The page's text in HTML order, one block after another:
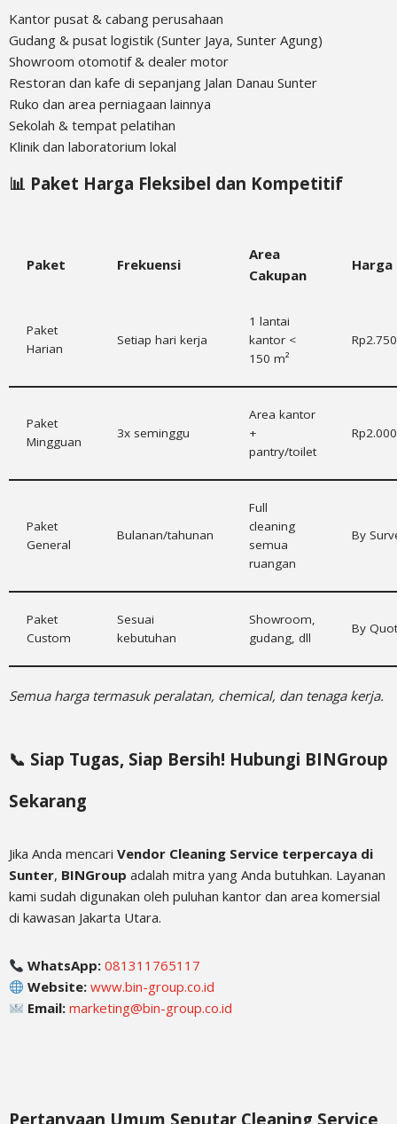
Kantor pusat & cabang perusahaan
Gudang & pusat logistik (Sunter Jaya, Sunter Agung)
Showroom otomotif & dealer motor
Restoran dan kafe di sepanjang Jalan Danau Sunter
Ruko dan area perniagaan lainnya
Sekolah & tempat pelatihan
Klinik dan laboratorium lokal
📊 Paket Harga Fleksibel dan Kompetitif
Paket Frekuensi
Area
Cakupan
Harga
Paket
Harian
Setiap hari kerja
1 lantai
kantor <
150 m²
Paket
Mingguan
3x seminggu
Area kantor
+
pantry/toilet
Paket
General
Bulanan/tahunan
Full
cleaning
semua
ruangan
By
Paket
Custom
Sesuai
kebutuhan
Showroom,
gudang, dll
By
Semua harga termasuk peralatan, chemical, dan tenaga kerja.
📞 Siap Tugas, Siap Bersih! Hubungi BINGroup
Sekarang
Jika Anda mencari Vendor Cleaning Service terpercaya di
Sunter, BINGroup adalah mitra yang Anda butuhkan. Layanan
kami sudah digunakan oleh puluhan kantor dan area komersial
di kawasan Jakarta Utara.
WhatsApp: 081311765117
Website: www.bin-group.co.id
Email: marketing@bin-group.co.id
Pertanyaan Umum Seputar Cleaning Service